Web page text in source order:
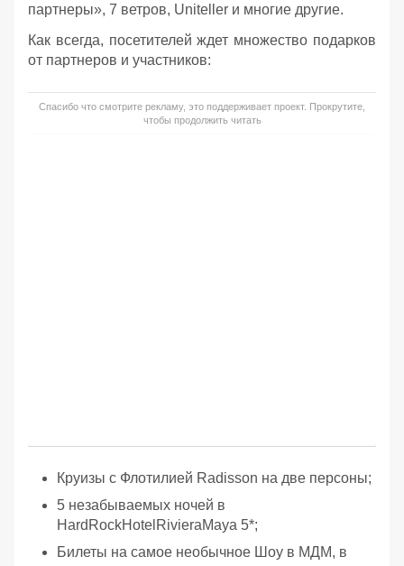
партнеры», 7 ветров, Uniteller и многие другие.
Как всегда, посетителей ждет множество подарков
от партнеров и участников:
Спасибо что смотрите рекламу, это поддерживает проект. Прокрутите,
чтобы продолжить читать
Круизы с Флотилией Radisson на две персоны;
5 незабываемых ночей в
HardRockHotelRivieraMaya 5*;
Билеты на самое необычное Шоу в МДМ, в